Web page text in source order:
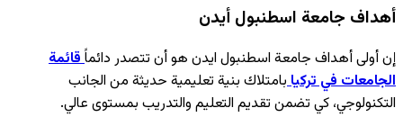
أهداف جامعة اسطنبول أيدن
إن أولى أهداف جامعة اسطنبول ايدن هو أن تتصدر دائماًقائمة
الجامعات في تركيا بامتلاك بنية تعليمية حديثة من الجانب
التكنولوجي، كي تضمن تقديم التعليم والتدريب بمستوى عالي.